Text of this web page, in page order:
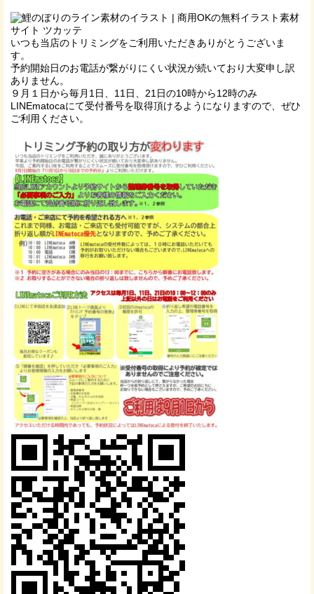
いつも当店のトリミングをご利用いただきありがとうございま
す。
予約開始日のお電話が繋がりにくい状況が続いており大変申し訳
ありません。
９月１日から毎月1日、11日、21日の10時から12時のみ
LINEmatocaにて受付番号を取得頂けるようになりますので、ぜひ
ご利用ください。